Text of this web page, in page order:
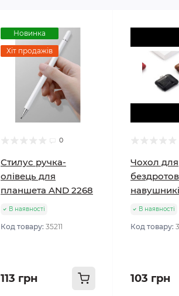
Новинка
Хіт продажів
0
Стилус ручка-
олівець для
планшета AND 2268
В наявності
Код товару: 35211
113 грн
Чохол для
В наявності
Код товару:
103 грн